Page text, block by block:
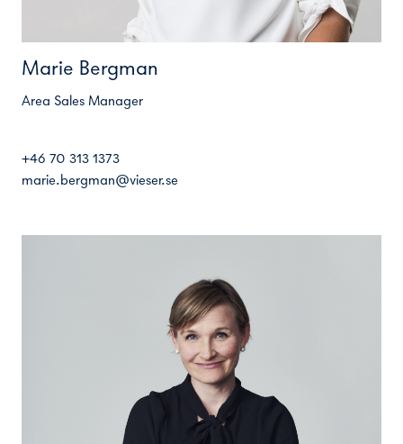
Marie Bergman
Area Sales Manager
+46 70 313 1373
marie.bergman@vieser.se